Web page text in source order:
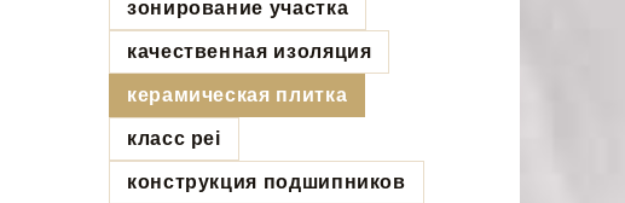
зонирование участка
качественная изоляция
керамическая плитка
класс pei
конструкция подшипников